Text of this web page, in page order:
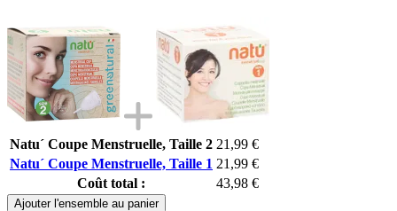
Natu´ Coupe Menstruelle, Taille 2 21,99 €
Natu´ Coupe Menstruelle, Taille 1 21,99 €
Coût total :
43,98 €
Ajouter l'ensemble au panier